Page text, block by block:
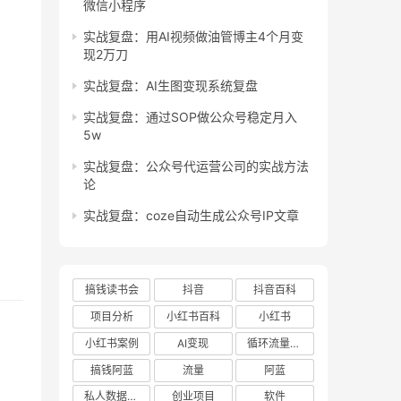
微信小程序
实战复盘：用AI视频做油管博主4个月变
现2万刀
实战复盘：AI生图变现系统复盘
实战复盘：通过SOP做公众号稳定月入
5w
实战复盘：公众号代运营公司的实战方法
论
实战复盘：coze自动生成公众号IP文章
搞钱读书会 抖音
抖音百科
项目分析
小红书百科
小红书
小红书案例
AI变现
循环流量实验室
搞钱阿蓝
流量
阿蓝
私人数据库项目
创业项目 软件